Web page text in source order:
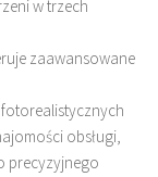
w trzech
zaawansowane
obsługi,
precyzyjnego